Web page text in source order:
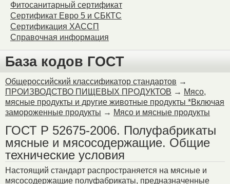
Фитосанитарный сертификат
Сертификат Евро 5 и СБКТС
Сертификация ХАССП
Справочная информация
База кодов ГОСТ
Общероссийский классификатор стандартов →
ПРОИЗВОДСТВО ПИЩЕВЫХ ПРОДУКТОВ → Мясо,
мясные продукты и другие животные продукты *Включая
замороженные продукты → Мясо и мясные продукты
ГОСТ Р 52675-2006. Полуфабрикаты
мясные и мясосодержащие. Общие
технические условия
Настоящий стандарт распространяется на мясные и
мясосодержащие полуфабрикаты, предназначенные